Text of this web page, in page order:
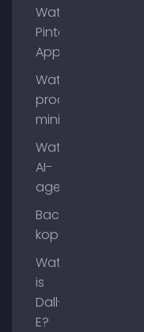
Wat is
Pinterest
App?
Wat is
process
mining?
Wat zijn
AI-
agenten?
Backlinks
kopen
Wat
is
Dall-
E?